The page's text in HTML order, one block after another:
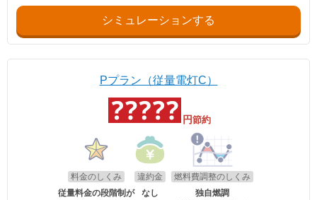
シミュレーションする
Pプラン（従量電灯C）
円節約
料金のしくみ
従量料金の段階制が
違約金
なし
燃料費調整のしくみ
独自燃調